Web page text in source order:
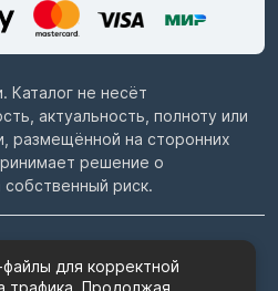
Каталог не несёт
актуальность, полноту или
размещённой на сторонних
решение о
риск.
для корректной
трафика. Продолжая